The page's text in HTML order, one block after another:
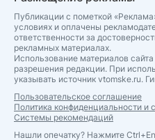
Публикации с пометкой
условиях и оплачены
ответственности за
рекламных материалах.
Использование материалов
разрешения редакции. При
указывать источник vtomske.ru.
Пользовательское соглашение
Политика конфиденциальности и
Системы рекомендаций
Нашли опечатку? Нажмите